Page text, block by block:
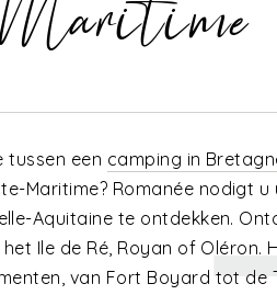
tussen een camping in
Maritime? Romanée nodigt u
Aquitaine te ontdekken.
Ile de Ré, Royan of Oléron.
van Fort Boyard tot de